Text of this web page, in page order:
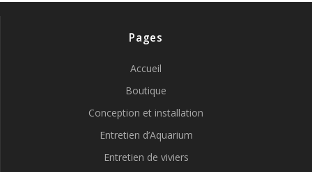
Pages
Accueil
Boutique
Conception et installation
Entretien d’Aquarium
Entretien de viviers